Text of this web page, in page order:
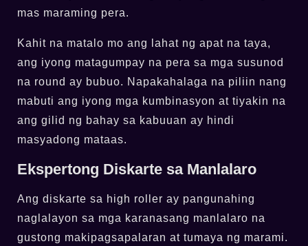
mas maraming pera.
Kahit na matalo mo ang lahat ng apat na taya,
ang iyong matagumpay na pera sa mga susunod
na round ay bubuo. Napakahalaga na piliin nang
mabuti ang iyong mga kumbinasyon at tiyakin na
ang gilid ng bahay sa kabuuan ay hindi
masyadong mataas.
Ekspertong Diskarte sa Manlalaro
Ang diskarte sa high roller ay pangunahing
naglalayon sa mga karanasang manlalaro na
gustong makipagsapalaran at tumaya ng marami.